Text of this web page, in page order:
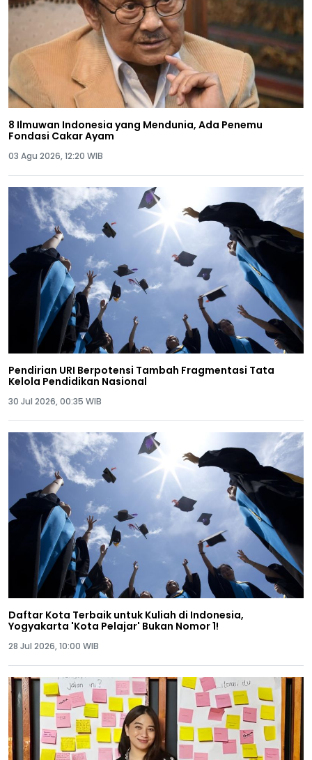
8 Ilmuwan Indonesia yang Mendunia, Ada Penemu
Fondasi Cakar Ayam
03 Agu 2026, 12:20 WIB
Pendirian URI Berpotensi Tambah Fragmentasi Tata
Kelola Pendidikan Nasional
30 Jul 2026, 00:35 WIB
Daftar Kota Terbaik untuk Kuliah di Indonesia,
Yogyakarta 'Kota Pelajar' Bukan Nomor 1!
28 Jul 2026, 10:00 WIB